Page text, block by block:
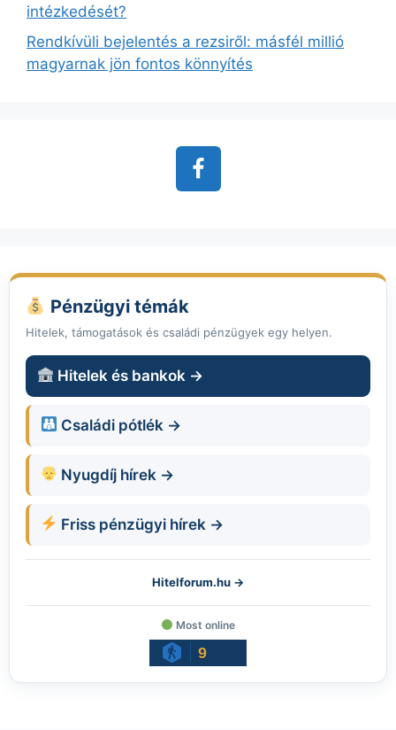
intézkedését?
Rendkívüli bejelentés a rezsiről: másfél millió
magyarnak jön fontos könnyítés
Pénzügyi témák
Hitelek, támogatások és családi pénzügyek egy helyen.
Hitelek és bankok →
Családi pótlék →
Nyugdíj hírek →
Friss pénzügyi hírek →
Hitelforum.hu →
Most online
9